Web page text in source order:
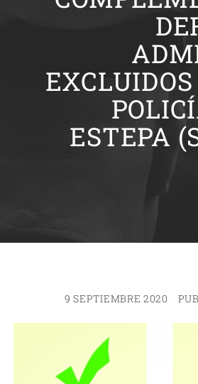
ESTEPA
9 SEPTIEMBRE 2020